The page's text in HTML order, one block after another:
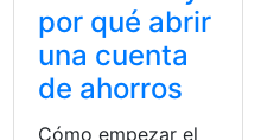
por qué abrir
una cuenta
de ahorros
Cómo empezar el